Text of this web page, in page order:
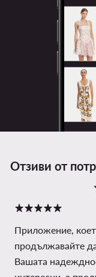
Отзиви от
Приложение,
продължавайте
Вашата